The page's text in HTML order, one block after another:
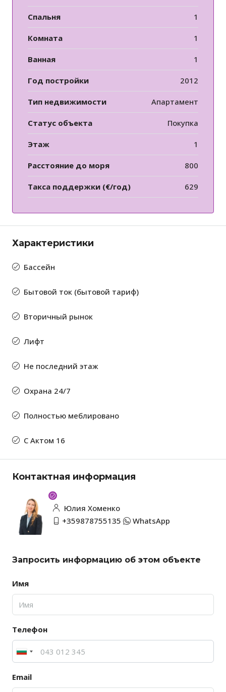
Спальня 1
Комната 1
Ванная 1
Год постройки 2012
Тип недвижимости Апартамент
Статус объекта Покупка
Этаж 1
Расстояние до моря 800
Такса поддержки (€/год) 629
Характеристики
Бассейн
Бытовой ток (бытовой тариф)
Вторичный рынок
Лифт
Не последний этаж
Охрана 24/7
Полностью меблировано
С Актом 16
Контактная информация
Юлия Хоменко
+359878755135
WhatsApp
Запросить информацию об этом объекте
Имя
Телефон
Email